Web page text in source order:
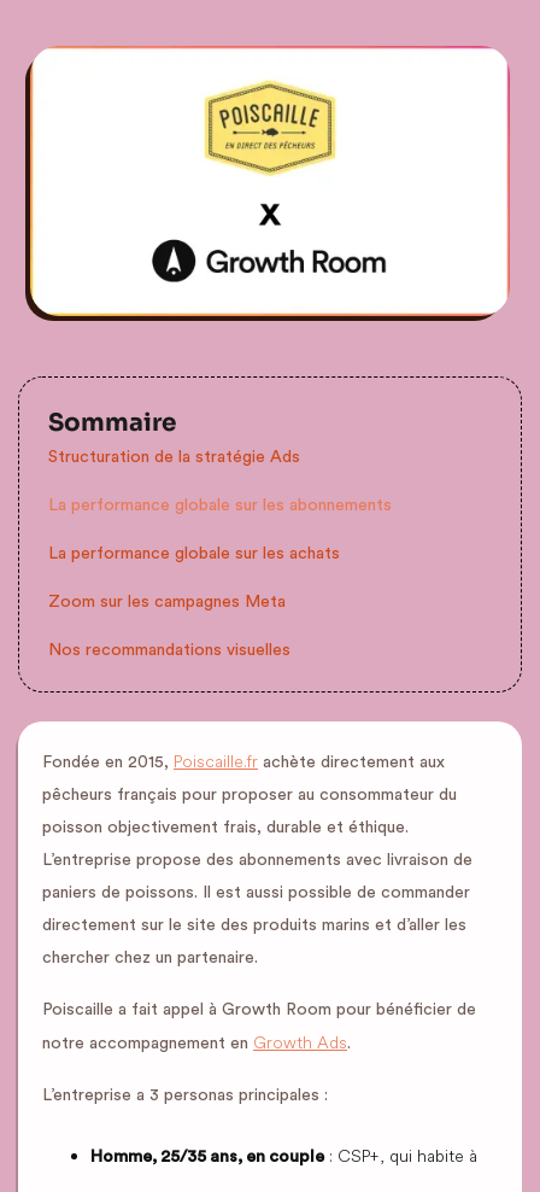
Sommaire
Structuration de la stratégie Ads
La performance globale sur les abonnements
La performance globale sur les achats
Zoom sur les campagnes Meta
Nos recommandations visuelles
Fondée en 2015, Poiscaille.fr achète directement aux
pêcheurs français pour proposer au consommateur du
poisson objectivement frais, durable et éthique.
L’entreprise propose des abonnements avec livraison de
paniers de poissons. Il est aussi possible de commander
directement sur le site des produits marins et d’aller les
chercher chez un partenaire.
Poiscaille a fait appel à Growth Room pour bénéficier de
notre accompagnement en Growth Ads.
L’entreprise a 3 personas principales :
Homme, 25/35 ans, en couple: CSP+, qui habite à